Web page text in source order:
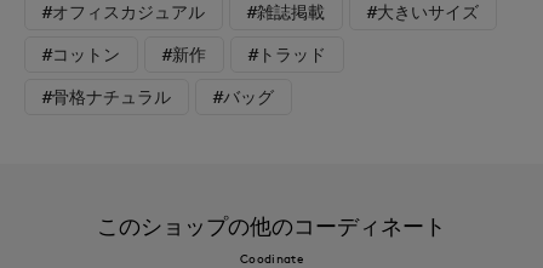
#オフィスカジュアル #雑誌掲載 #大きいサイズ
#コットン #新作 #トラッド
#骨格ナチュラル #バッグ
このショップの他のコーディネート
Coodinate